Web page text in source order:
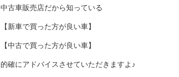
中古車販売店だから知っている
【新車で買った方が良い車】
【中古で買った方が良い車】
的確にアドバイスさせていただきますよ♪